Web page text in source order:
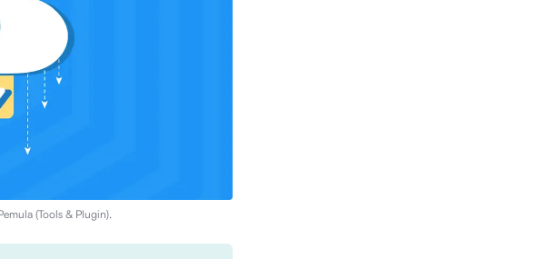
(Tools & Plugin).